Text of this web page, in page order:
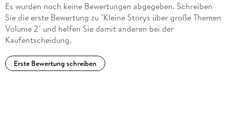
Es wurden noch keine Bewertungen abgegeben. Schreiben
Sie die erste Bewertung zu "Kleine Storys über große Themen
Volume 2" und helfen Sie damit anderen bei der
Kaufentscheidung.
Erste Bewertung schreiben